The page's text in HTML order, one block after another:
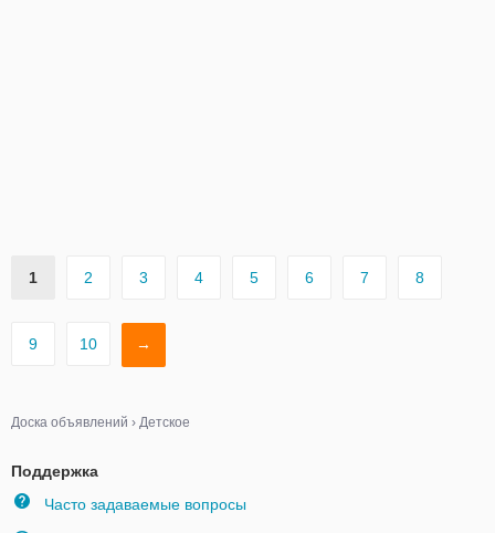
1 2 3 4 5 6 7 8
9 10 →
Доска объявлений › Детское
Поддержка
Часто задаваемые вопросы